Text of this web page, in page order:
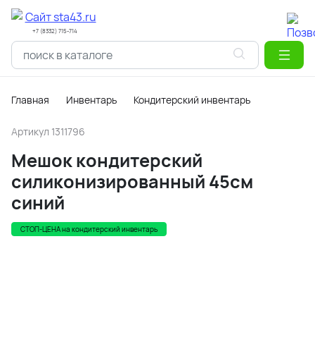
+7 (8332) 715-714
Главная Инвентарь Кондитерский инвентарь
Артикул 1311796
Мешок кондитерский
силиконизированный 45см
синий
СТОП-ЦЕНА на кондитерский инвентарь